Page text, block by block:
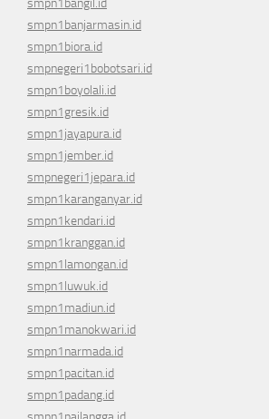
smpn1bangil.id
smpn1banjarmasin.id
smpn1biora.id
smpnegeri1bobotsari.id
smpn1boyolali.id
smpn1gresik.id
smpn1jayapura.id
smpn1jember.id
smpnegeri1jepara.id
smpn1karanganyar.id
smpn1kendari.id
smpn1kranggan.id
smpn1lamongan.id
smpn1luwuk.id
smpn1madiun.id
smpn1manokwari.id
smpn1narmada.id
smpn1pacitan.id
smpn1padang.id